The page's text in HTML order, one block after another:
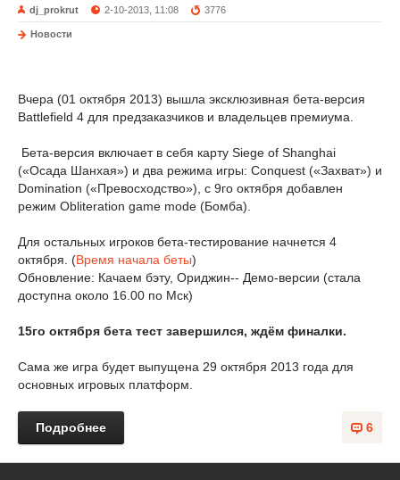
dj_prokrut 2-10-2013, 11:08 3776
Новости
Вчера (01 октября 2013) вышла эксклюзивная бета-версия
Battlefield 4 для предзаказчиков и владельцев премиума.
Бета-версия включает в себя карту Siege of Shanghai
(«Осада Шанхая») и два режима игры: Conquest («Захват») и
Domination («Превосходство»), с 9го октября добавлен
режим Obliteration game mode (Бомба).
Для остальных игроков бета-тестирование начнется 4
октября. (Время начала беты)
Обновление: Качаем бэту, Ориджин-- Демо-версии (стала
доступна около 16.00 по Мск)
15го октября бета тест завершился, ждём финалки.
Сама же игра будет выпущена 29 октября 2013 года для
основных игровых платформ.
6
Подробнее